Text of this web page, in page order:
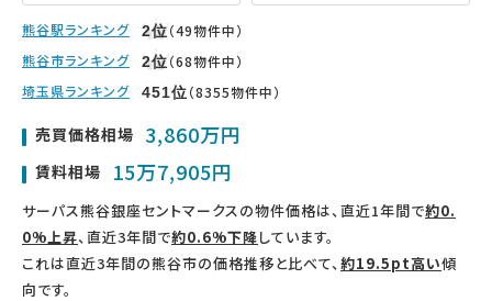
熊谷駅ランキング 2位（49物件中）
熊谷市ランキング
2位（68物件中）
埼玉県ランキング
451位（8355物件中）
売買価格相場 3,860万円
賃料相場 15万7,905円
サーパス熊谷銀座セントマークスの物件価格は、直近1年間で約0.
0%上昇、直近3年間で約0.6%下降しています。
これは直近3年間の熊谷市の価格推移と比べて、約19.5pt高い傾
向です。